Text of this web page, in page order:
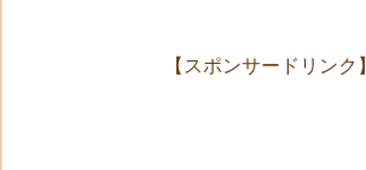
【スポンサードリンク】